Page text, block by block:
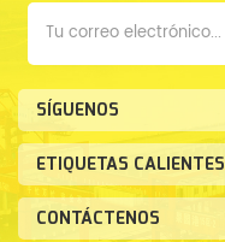
SÍGUENOS
ETIQUETAS CALIENTES
CONTÁCTENOS